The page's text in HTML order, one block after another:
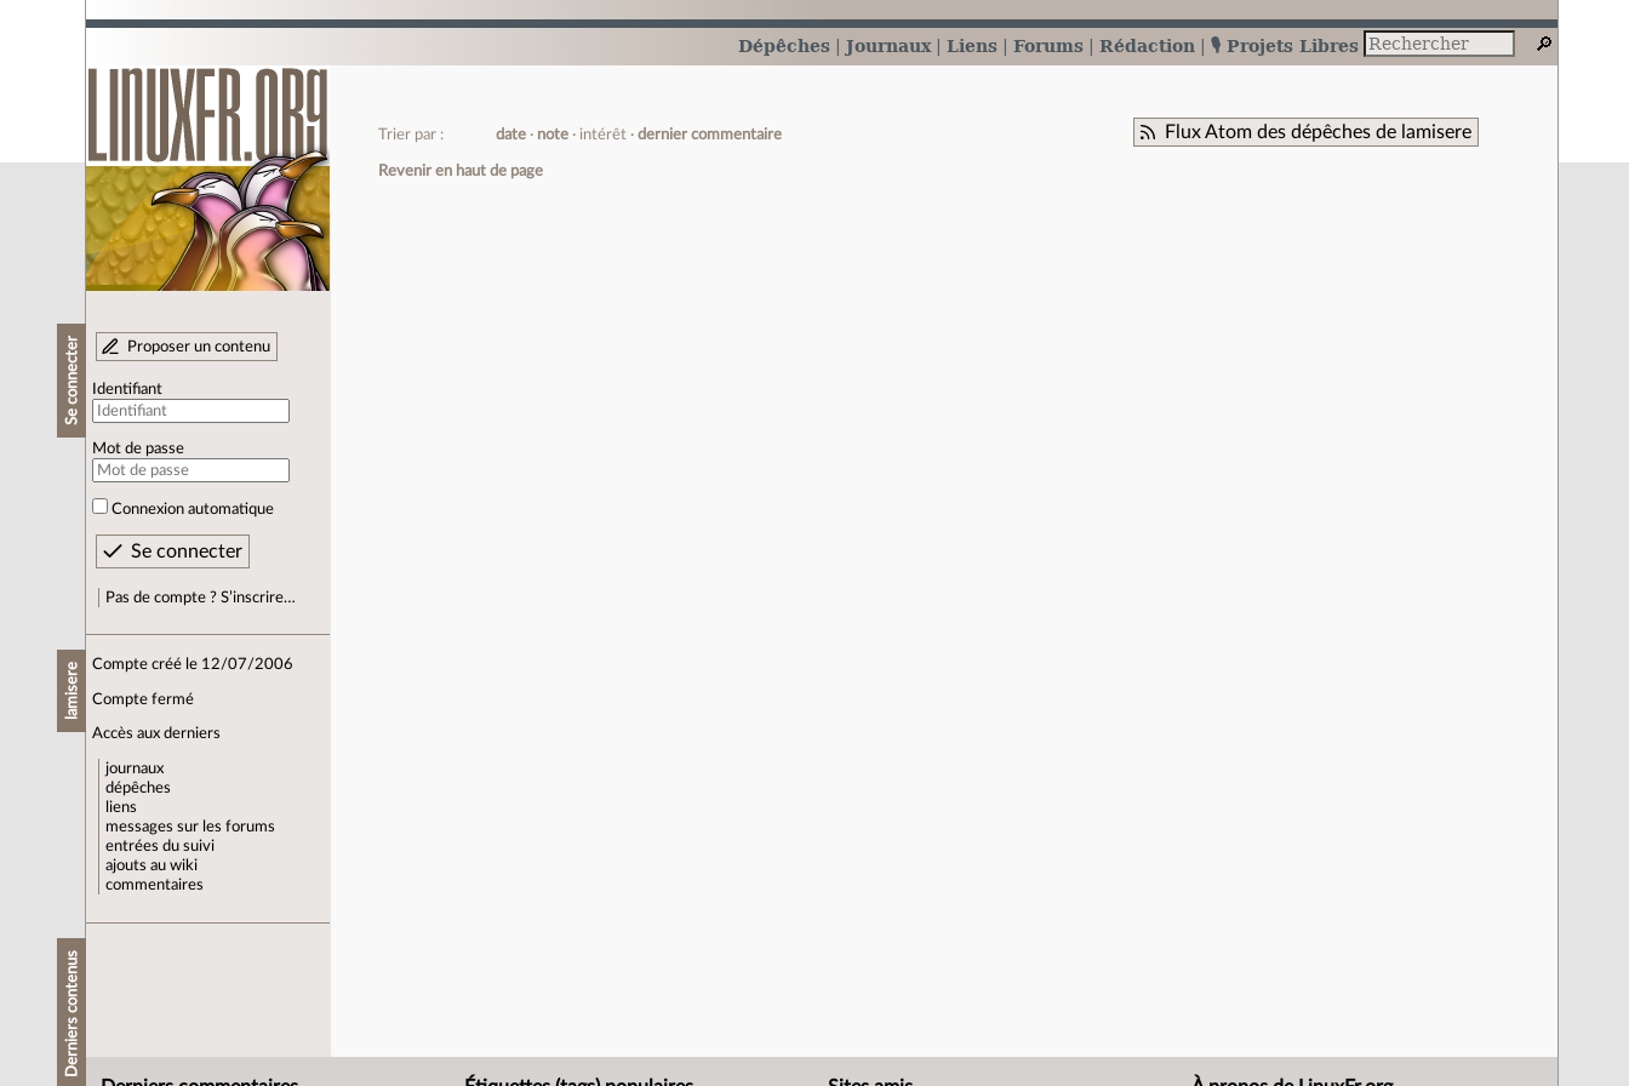
Dépêches Journaux Liens Forums Rédaction 🎙️ Projets Libres
Se connecter Proposer un contenu
Identifiant
Mot de passe
Connexion automatique
Pas de compte ? S’inscrire…
lamisere Compte créé le 12/07/2006
Compte fermé
Accès aux derniers
journaux
dépêches
liens
messages sur les forums
entrées du suivi
ajouts au wiki
commentaires
Derniers contenus
Flux Atom des dépêches de lamisere
Trier par : date note intérêt dernier commentaire
Revenir en haut de page